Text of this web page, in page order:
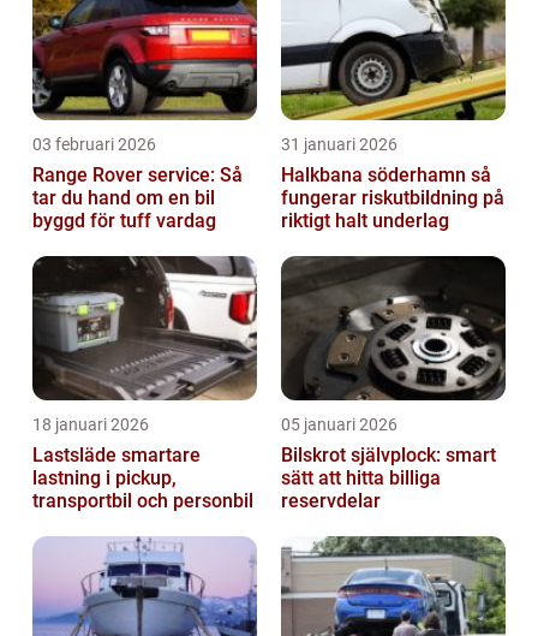
03 februari 2026
Range Rover service: Så
tar du hand om en bil
byggd för tuff vardag
31 januari 2026
Halkbana söderhamn så
fungerar riskutbildning på
riktigt halt underlag
18 januari 2026
Lastsläde smartare
lastning i pickup,
transportbil och personbil
05 januari 2026
Bilskrot självplock: smart
sätt att hitta billiga
reservdelar